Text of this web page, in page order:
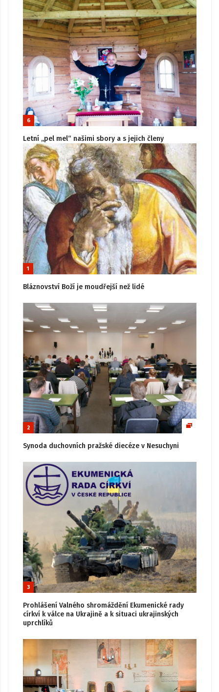
6
Letní „pel mel“ našimi sbory a s jejich členy
1
Bláznovství Boží je moudřejší než lidé
2
Synoda duchovních pražské diecéze v Nesuchyni
3
Prohlášení Valného shromáždění Ekumenické rady
církví k válce na Ukrajině a k situaci ukrajinských
uprchlíků